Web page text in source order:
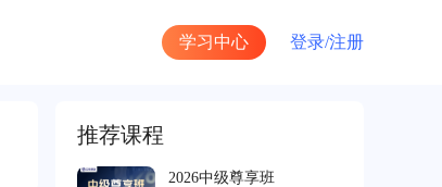
学习中心 登录/注册
推荐课程
2026中级尊享班